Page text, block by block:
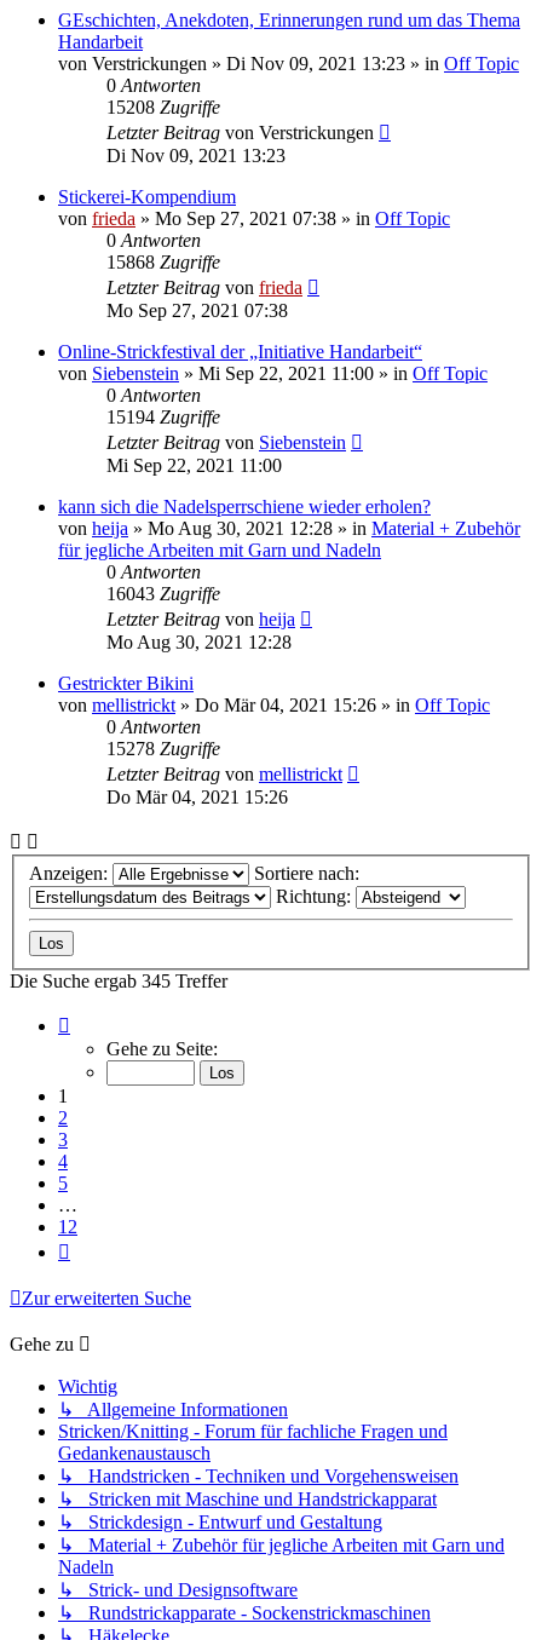
GEschichten, Anekdoten, Erinnerungen rund um das Thema
Handarbeit
von Verstrickungen » Di Nov 09, 2021 13:23 » in Off Topic
0 Antworten
15208 Zugriffe
Letzter Beitrag von Verstrickungen
Di Nov 09, 2021 13:23
Stickerei-Kompendium
von frieda » Mo Sep 27, 2021 07:38 » in Off Topic
0 Antworten
15868 Zugriffe
Letzter Beitrag von frieda
Mo Sep 27, 2021 07:38
Online-Strickfestival der „Initiative Handarbeit“
von Siebenstein » Mi Sep 22, 2021 11:00 » in Off Topic
0 Antworten
15194 Zugriffe
Letzter Beitrag von Siebenstein
Mi Sep 22, 2021 11:00
kann sich die Nadelsperrschiene wieder erholen?
von heija » Mo Aug 30, 2021 12:28 » in Material + Zubehör
für jegliche Arbeiten mit Garn und Nadeln
0 Antworten
16043 Zugriffe
Letzter Beitrag von heija
Mo Aug 30, 2021 12:28
Gestrickter Bikini
von mellistrickt » Do Mär 04, 2021 15:26 » in Off Topic
0 Antworten
15278 Zugriffe
Letzter Beitrag von mellistrickt
Do Mär 04, 2021 15:26
Anzeigen:
Sortiere nach:
Richtung:
Die Suche ergab 345 Treffer
von
Gehe zu Seite:
1
2
3
4
5
…
12
Zur erweiterten Suche
Gehe zu
Wichtig
↳ Allgemeine Informationen
Stricken/Knitting - Forum für fachliche Fragen und
Gedankenaustausch
↳ Handstricken - Techniken und Vorgehensweisen
↳ Stricken mit Maschine und Handstrickapparat
↳ Strickdesign - Entwurf und Gestaltung
↳ Material + Zubehör für jegliche Arbeiten mit Garn und
Nadeln
↳ Strick- und Designsoftware
↳ Rundstrickapparate - Sockenstrickmaschinen